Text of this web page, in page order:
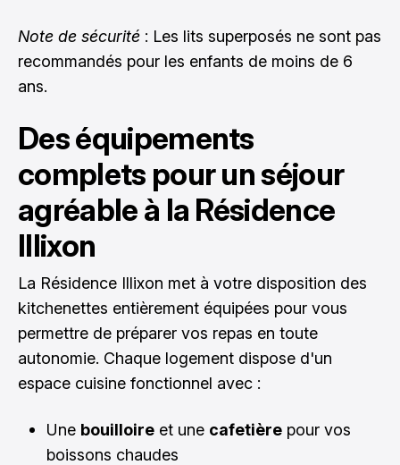
Note de sécurité : Les lits superposés ne sont pas
recommandés pour les enfants de moins de 6
ans.
Des équipements
complets pour un séjour
agréable à la Résidence
Illixon
La Résidence Illixon met à votre disposition des
kitchenettes entièrement équipées pour vous
permettre de préparer vos repas en toute
autonomie. Chaque logement dispose d'un
espace cuisine fonctionnel avec :
Une bouilloire et une cafetière pour vos
boissons chaudes